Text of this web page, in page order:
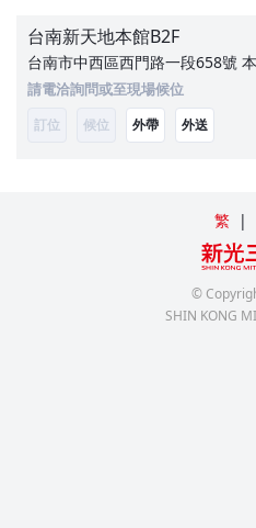
台南新天地本館B2F
台南市中西區西門路一段658號
請電洽詢問或至現場候位
訂位 候位 外帶 外送
繁 |
©
SHIN KONG